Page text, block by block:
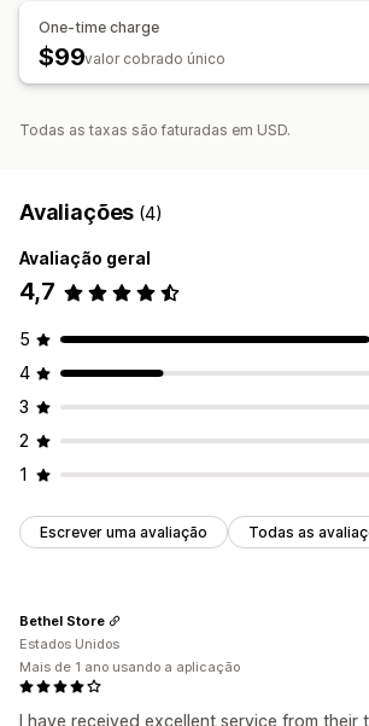
Transmissão
Transferências ilimitadas
Alojado externamente
Segurança de ficheiros
Proteção por palavra-passe
Alojamento de ficheiros
One-time charge
$99valor cobrado único
Todas as taxas são faturadas em USD.
Avaliações (4)
Avaliação geral
4,7
5
4
3
2
1
Escrever uma avaliação Todas as
I have received excellent service from their
Bethel Store
Estados Unidos
Mais de 1 ano usando a aplicação